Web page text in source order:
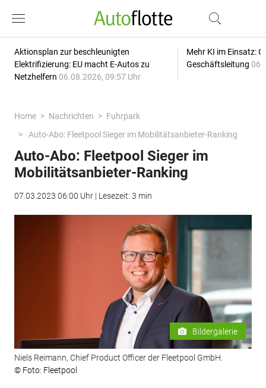
Aktionsplan zur beschleunigten
Elektrifizierung: EU macht E-Autos zu
Netzhelfern 06.08.2026, 09:57 Uhr
Mehr KI im Einsatz:
Geschäftsleitung
Home Nachrichten
Fuhrpark
Auto-Abo: Fleetpool Sieger im Mobilitätsanbieter-Ranking
Auto-Abo: Fleetpool Sieger im
Mobilitätsanbieter-Ranking
07.03.2023 06:00 Uhr | Lesezeit: 3 min
Bildergalerie
Niels Reimann, Chief Product Officer der Fleetpool GmbH.
© Foto: Fleetpool